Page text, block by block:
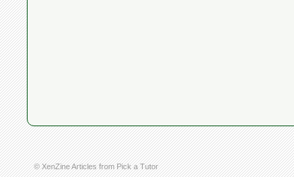
© XenZineArticlesfromPick a Tutor